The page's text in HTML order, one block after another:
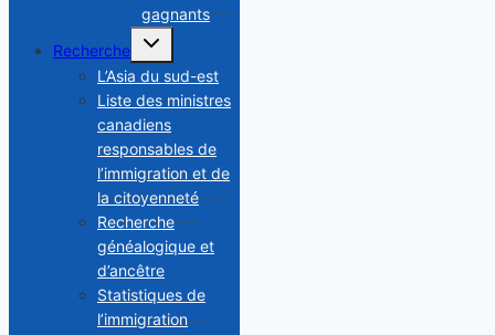
gagnants
Recherche
Toggle
menu
L’Asia du sud-est
Liste des ministres
canadiens
responsables de
l’immigration et de
la citoyenneté
Recherche
généalogique et
d’ancêtre
Statistiques de
l’immigration